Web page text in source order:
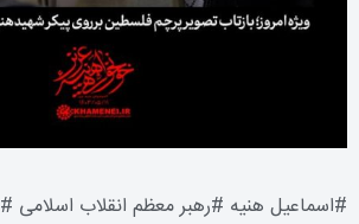
#اسماعیل هنیه #رهبر معظم انقلاب اسلامی #